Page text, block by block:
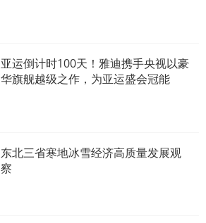
亚运倒计时100天！雅迪携手央视以豪
华旗舰越级之作，为亚运盛会冠能
东北三省寒地冰雪经济高质量发展观
察